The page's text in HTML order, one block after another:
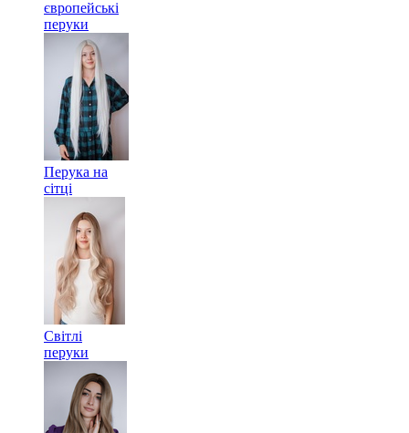
європейські
перуки
Перука на
сітці
Світлі
перуки